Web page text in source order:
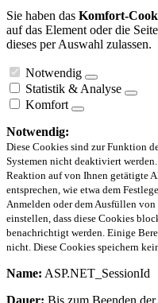
Sie haben das Komfort-
auf das Element oder die
dieses per Auswahl zulassen.
Notwendig
Statistik & Analyse
Komfort
Notwendig:
Diese Cookies sind zur Funktion
Systemen nicht deaktiviert
Reaktion auf von Ihnen getätigte
entsprechen, wie etwa dem
Anmelden oder dem Ausfüllen
einstellen, dass diese Cookies
benachrichtigt werden. Einige
nicht. Diese Cookies speichern
Name: ASP.NET_SessionId
Dauer: Bis zum Beenden